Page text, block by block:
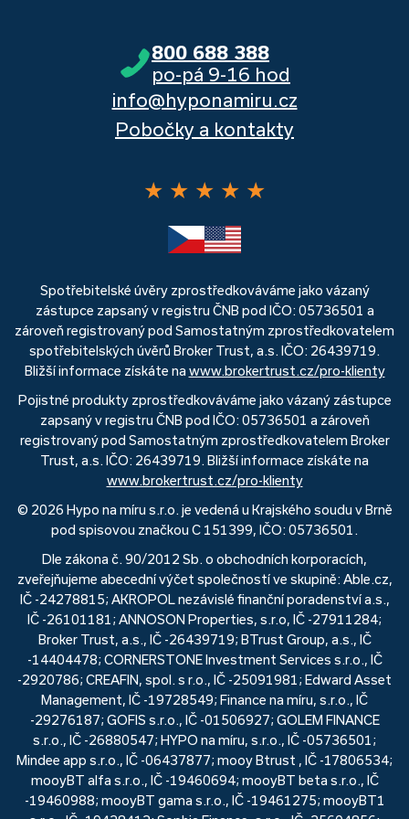
800 688 388
po-pá 9-16 hod
info@hyponamiru.cz
Pobočky a kontakty
★ ★ ★ ★ ★
Spotřebitelské úvěry zprostředkováváme jako vázaný
zástupce zapsaný v registru ČNB pod IČO: 05736501 a
zároveň registrovaný pod Samostatným zprostředkovatelem
spotřebitelských úvěrů Broker Trust, a.s. IČO: 26439719.
Bližší informace získáte na www.brokertrust.cz/pro-klienty
Pojistné produkty zprostředkováváme jako vázaný zástupce
zapsaný v registru ČNB pod IČO: 05736501 a zároveň
registrovaný pod Samostatným zprostředkovatelem Broker
Trust, a.s. IČO: 26439719. Bližší informace získáte na
www.brokertrust.cz/pro-klienty
© 2026 Hypo na míru s.r.o. je vedená u Krajského soudu v Brně
pod spisovou značkou C 151399, IČO: 05736501.
Dle zákona č. 90/2012 Sb. o obchodních korporacích,
zveřejňujeme abecední výčet společností ve skupině: Able.cz,
IČ -24278815; AKROPOL nezávislé finanční poradenství a.s.,
IČ -26101181; ANNOSON Properties, s.r.o, IČ -27911284;
Broker Trust, a.s., IČ -26439719; BTrust Group, a.s., IČ
-14404478; CORNERSTONE Investment Services s.r.o., IČ
-2920786; CREAFIN, spol. s r.o., IČ -25091981; Edward Asset
Management, IČ -19728549; Finance na míru, s.r.o., IČ
-29276187; GOFIS s.r.o., IČ -01506927; GOLEM FINANCE
s.r.o., IČ -26880547; HYPO na míru, s.r.o., IČ -05736501;
Mindee app s.r.o., IČ -06437877; mooy Btrust , IČ -17806534;
mooyBT alfa s.r.o., IČ -19460694; mooyBT beta s.r.o., IČ
-19460988; mooyBT gama s.r.o., IČ -19461275; mooyBT1